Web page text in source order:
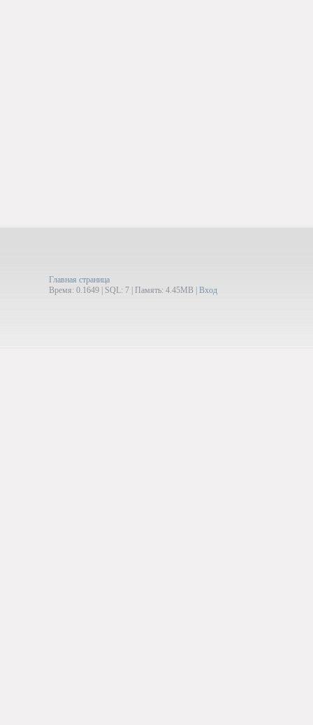
Главная страница
Время: 0.1649 | SQL: 7 | Память: 4.45MB Вход